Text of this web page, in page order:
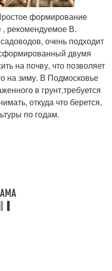
формирование
рекомендуемое В.
очень подходит
двумя
на почву, что позволяет
на зиму. В Подмосковье
в грунт,требуется
откуда что берется,
по годам.